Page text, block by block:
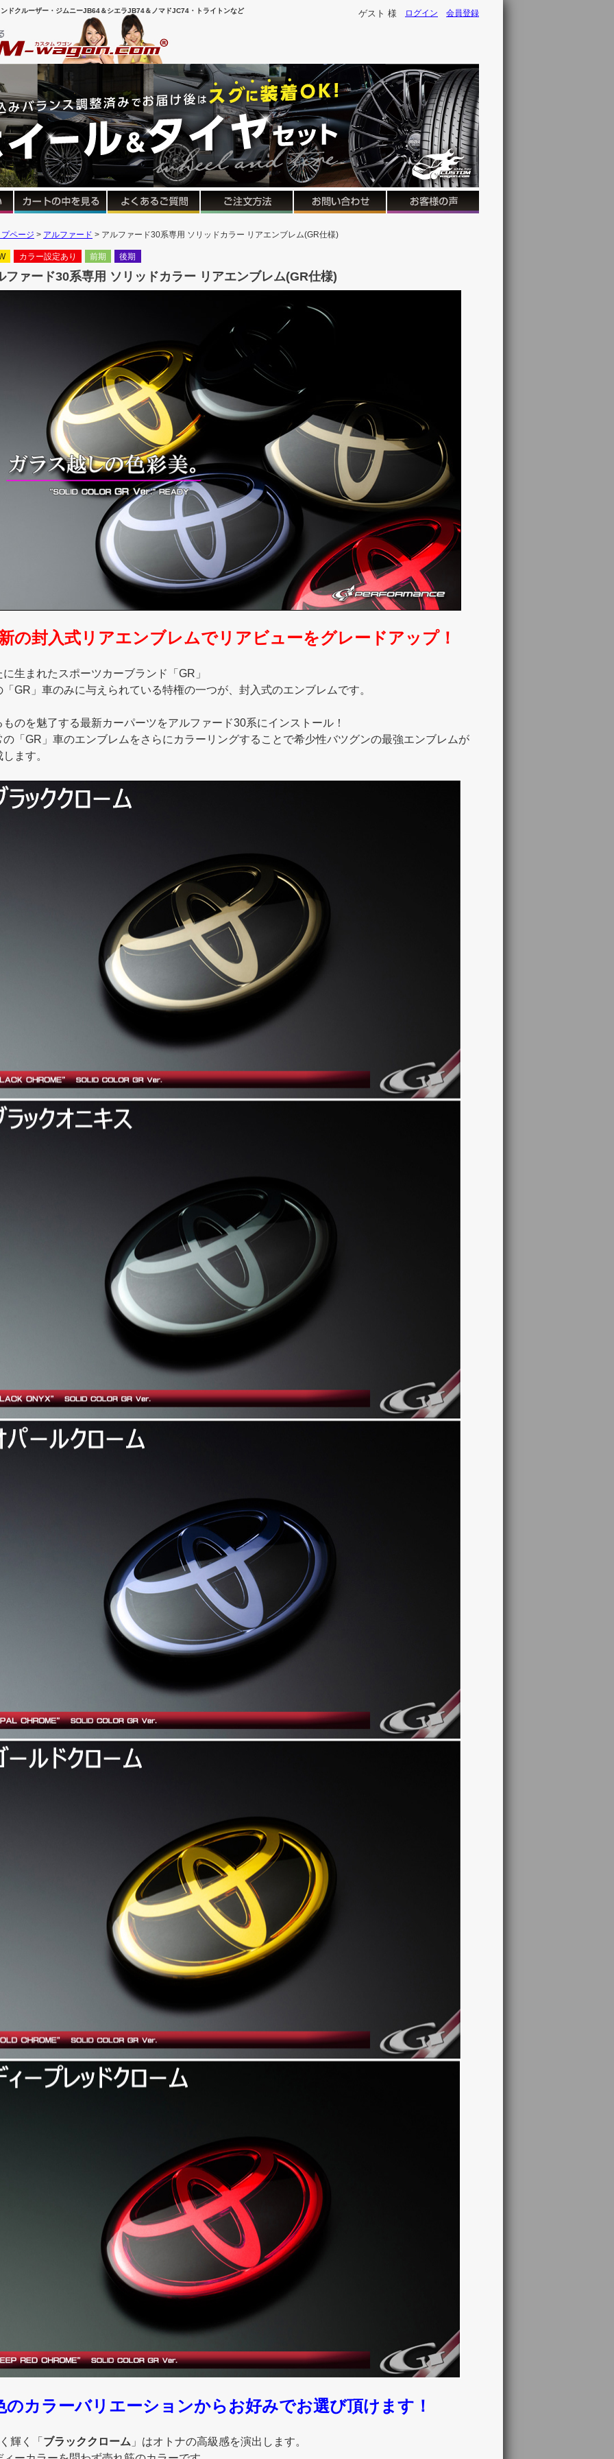
ドクルーザー・ジムニーJB64＆シエラJB74＆ノマドJC74・トライトンなど ゲスト 様 ログイン 会員登録
ページ アルファード アルファード30系専用 ソリッドカラー リアエンブレム(GR仕様)
カラー設定あり 前期 後期
ファード30系専用 ソリッドカラー リアエンブレム(GR仕様)
の封入式リアエンブレムでリアビューをグレードアップ！
に生まれたスポーツカーブランド「GR」
「GR」車のみに与えられている特権の一つが、封入式のエンブレムです。
ものを魅了する最新カーパーツをアルファード30系にインストール！
の「GR」車のエンブレムをさらにカラーリングすることで希少性バツグンの最強エンブレムが
ます。
のカラーバリエーションからお好みでお選び頂けます！
輝く「 ブラッククローム 」はオトナの高級感を演出します。